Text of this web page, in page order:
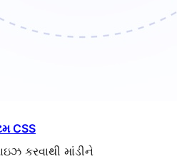
CSS
કરવાથી માંડીને